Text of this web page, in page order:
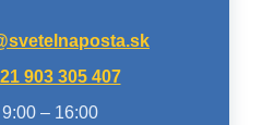
903 305 407
– 16:00